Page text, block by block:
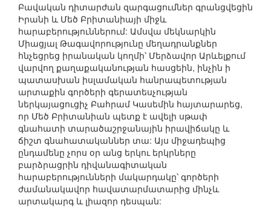
Բավական դիտարժան զարգացումներ գրանցվեցին
Իրանի և Մեծ Բրիտանիայի միջև
հարաբերություններում: Ամսվա մեկնարկին
Միացյալ Թագավորությունը մեղադրանքներ
հնչեցրեց իրանական կողմի՝ Մերձավոր Արևելքում
վարվող քաղաքականության հասցեին, ինչին ի
պատասխան իսլամական հանրապետության
արտաքին գործերի գերատեսչության
ներկայացուցիչ Բահրամ Կասեմին հայտարարեց,
որ Մեծ Բրիտանիան պետք է ավելի սթափ
գնահատի տարածաշրջանային իրավիճակը և
ճիշտ գնահատականներ տա: Այս միջադեպից
ընդամենը չորս օր անց երկու երկրները
բարձրացրին դիվանագիտական
հարաբերությունների մակարդակը՝ գործերի
ժամանակավոր հավատարմատարից մինչև
արտակարգ և լիազոր դեսպան: